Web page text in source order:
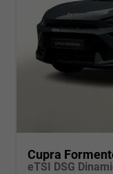
Cupra
eTSI DSG